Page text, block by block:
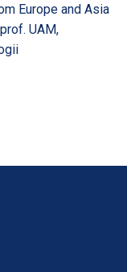
Europe and Asia
UAM,